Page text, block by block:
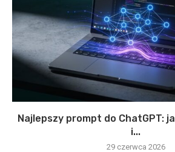
Najlepszy prompt do ChatGPT:
i...
29 czerwca 2026